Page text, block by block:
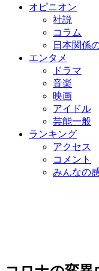
オピニオン
社説
コラム
日本関係
エンタメ
ドラマ
音楽
映画
アイドル
芸能一般
ランキング
アクセス
コメント
みんなの